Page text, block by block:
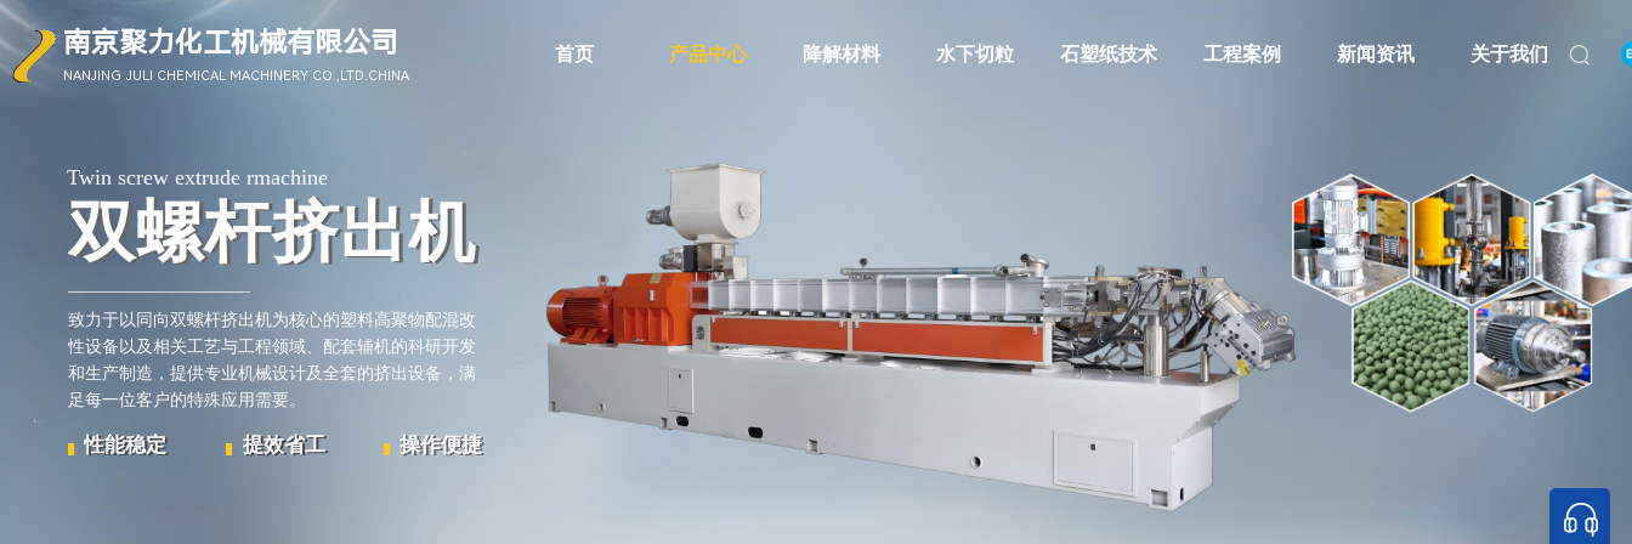
Twin screw extrude rmachine
双螺杆挤出机
双螺杆挤出机
致力于以同向双螺杆挤出机为核心的塑料高聚物配混改
性设备以及相关工艺与工程领域、配套辅机的科研开发
和生产制造 ， 提供专业机械设计及全套的挤出设备，满
足每一位客户的特殊应用需要。
提效省工 操作便捷
性能稳定 操作便捷
性能稳定 提效省工
首页 产品中心 降解材料 水下切粒 石塑纸技术 工程案例 新闻资讯 关于我们
南京聚力化工机械有限公司
NANJING JULI CHEMICAL MACHINERY CO.,LTD.CHINA